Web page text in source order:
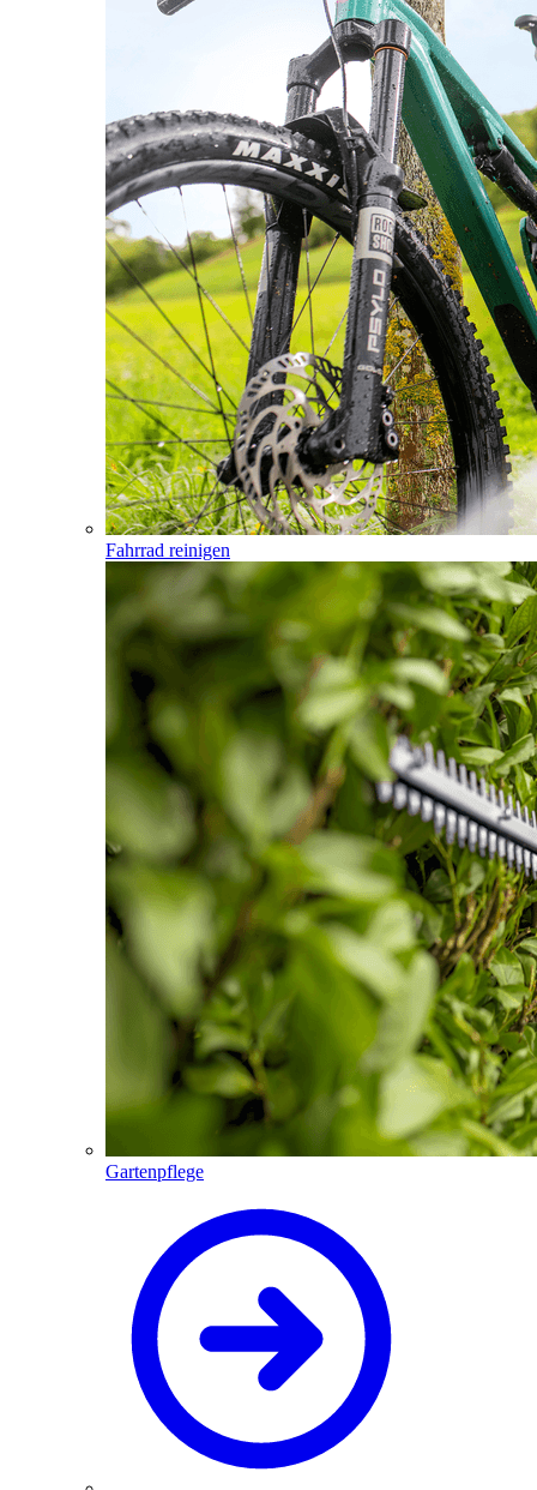
Fahrrad reinigen
Gartenpflege